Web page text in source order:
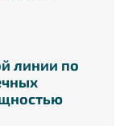
линии по